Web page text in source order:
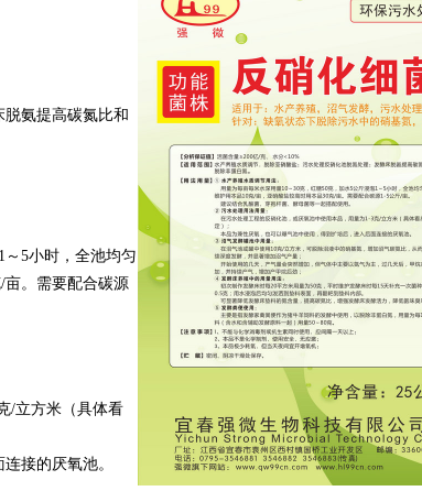
氨提高碳氮比和
～5小时，全池均匀
亩。需要配合碳源
/立方米（具体看
接的厌氧池。